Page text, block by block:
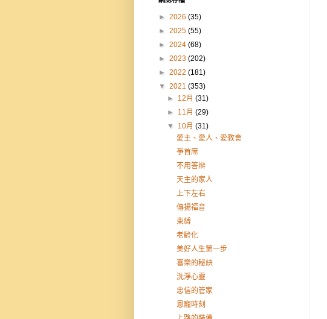
► 2026 (35)
► 2025 (55)
► 2024 (68)
► 2023 (202)
► 2022 (181)
▼ 2021 (353)
► 12月(31)
► 11月(29)
▼ 10月(31)
愛主、愛人、愛教會
爭首席
不用答辯
天主的家人
上下左右
傳揚福音
束縛
老齡化
美好人生第一步
喜樂的秘訣
洗淨心靈
忠信的管家
恩寵時刻